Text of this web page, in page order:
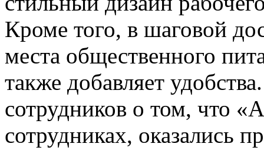
Кроме того, в шаговой
места общественного
также добавляет
сотрудников о том, что
сотрудниках, оказались